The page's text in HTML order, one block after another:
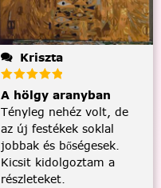
Kriszta
A hölgy aranyban
Tényleg nehéz volt, de
az új festékek soklal
jobbak és bőségesek.
Kicsit kidolgoztam a
részleteket.